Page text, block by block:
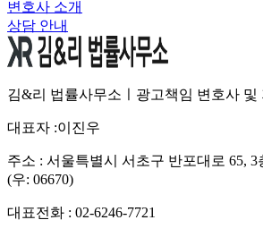
변호사 소개
상담 안내
김&리 법률사무소ㅣ광고책임 변호사 및
대표자 :이진우
주소 : 서울특별시 서초구 반포대로 65,
(우: 06670)
대표전화 : 02-6246-7721